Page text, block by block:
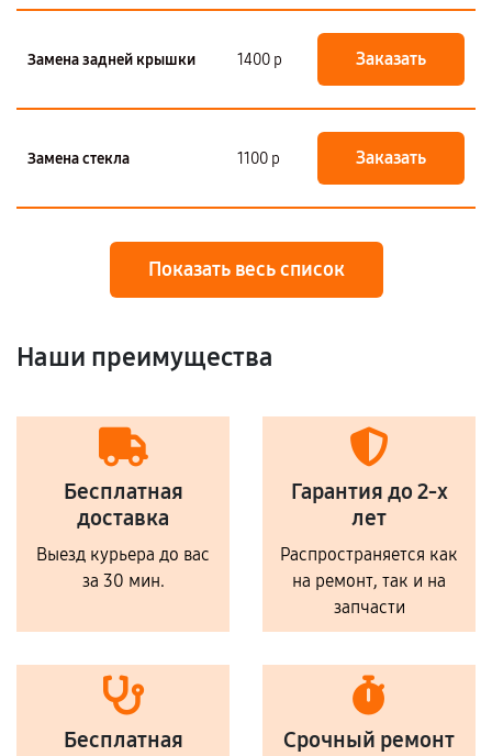
Замена задней крышки 1400 р Заказать
Замена стекла 1100 р Заказать
Показать весь список
Наши преимущества
Бесплатная
доставка
Выезд курьера до вас
за 30 мин.
Гарантия до 2-х
лет
Распространяется как
на ремонт, так и на
запчасти
Бесплатная
Срочный ремонт